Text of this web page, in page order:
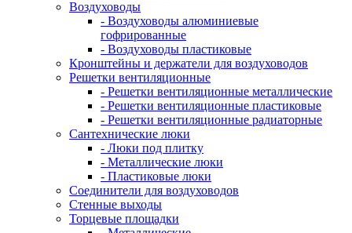
Воздуховоды
- Воздуховоды алюминиевые
гофрированные
- Воздуховоды пластиковые
Кронштейны и держатели для воздуховодов
Решетки вентиляционные
- Решетки вентиляционные металлические
- Решетки вентиляционные пластиковые
- Решетки вентиляционные радиаторные
Сантехнические люки
- Люки под плитку
- Металлические люки
- Пластиковые люки
Соединители для воздуховодов
Стенные выходы
Торцевые площадки